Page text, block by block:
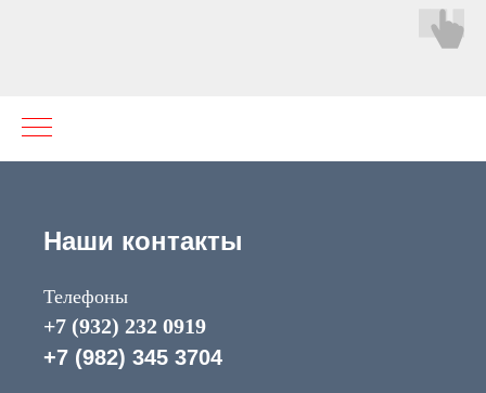
Наши контакты
Телефоны
+7 (932) 232 0919
+7 (982) 345 3704